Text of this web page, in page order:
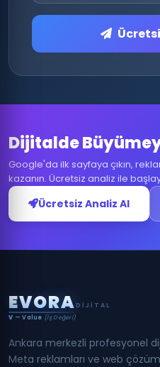
Dijitalde
Google'da ilk sayfaya çıkın,
kazanın. Ücretsiz analiz ile
Ücretsiz Analiz Al
EVORA DIJITAL
V — Value (İş Değeri)
Ankara merkezli profesyonel
Meta reklamları ve web